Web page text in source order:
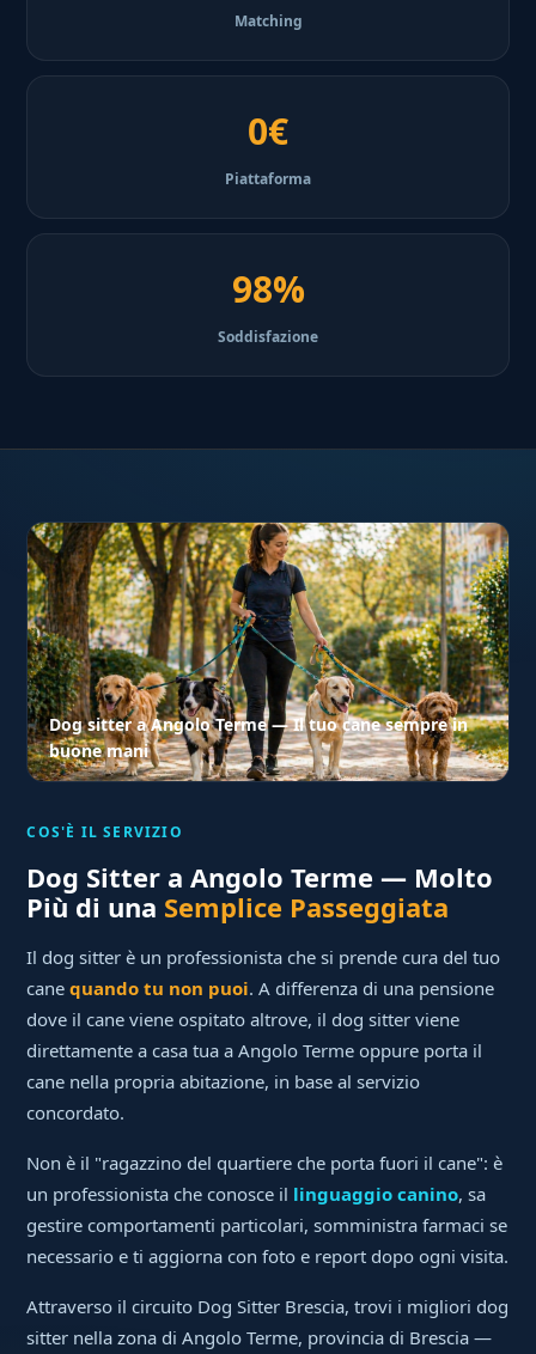
Matching
0€
Piattaforma
98%
Soddisfazione
Dog sitter a Angolo Terme — Il tuo cane sempre in
buone mani
COS'È IL SERVIZIO
Dog Sitter a Angolo Terme — Molto
Più di una Semplice Passeggiata
Il dog sitter è un professionista che si prende cura del tuo
canequando tu non puoi. A differenza di una pensione
dove il cane viene ospitato altrove, il dog sitter viene
direttamente a casa tua a Angolo Terme oppure porta il
cane nella propria abitazione, in base al servizio
concordato.
Non è il "ragazzino del quartiere che porta fuori il cane": è
un professionista che conosce il linguaggio canino, sa
gestire comportamenti particolari, somministra farmaci se
necessario e ti aggiorna con foto e report dopo ogni visita.
Attraverso il circuito Dog Sitter Brescia, trovi i migliori dog
sitter nella zona di Angolo Terme, provincia di Brescia —